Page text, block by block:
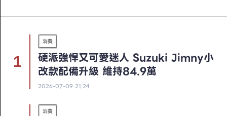
消費
硬派強悍又可愛迷人 Suzuki Jimny小
改款配備升級 維持84.9萬
2026-07-09 21:24
消費